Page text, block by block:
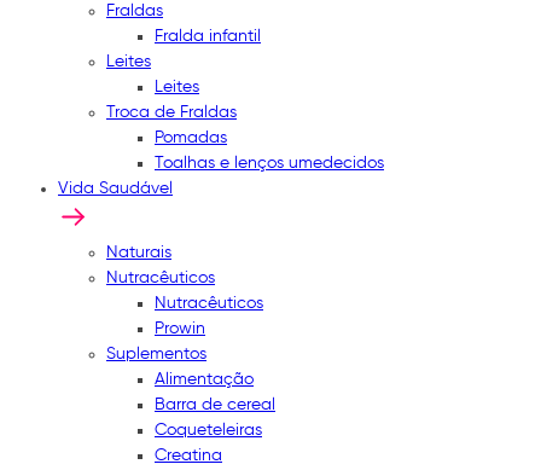
Fraldas
Fralda infantil
Leites
Leites
Troca de Fraldas
Pomadas
Toalhas e lenços umedecidos
Vida Saudável
Naturais
Nutracêuticos
Nutracêuticos
Prowin
Suplementos
Alimentação
Barra de cereal
Coqueteleiras
Creatina